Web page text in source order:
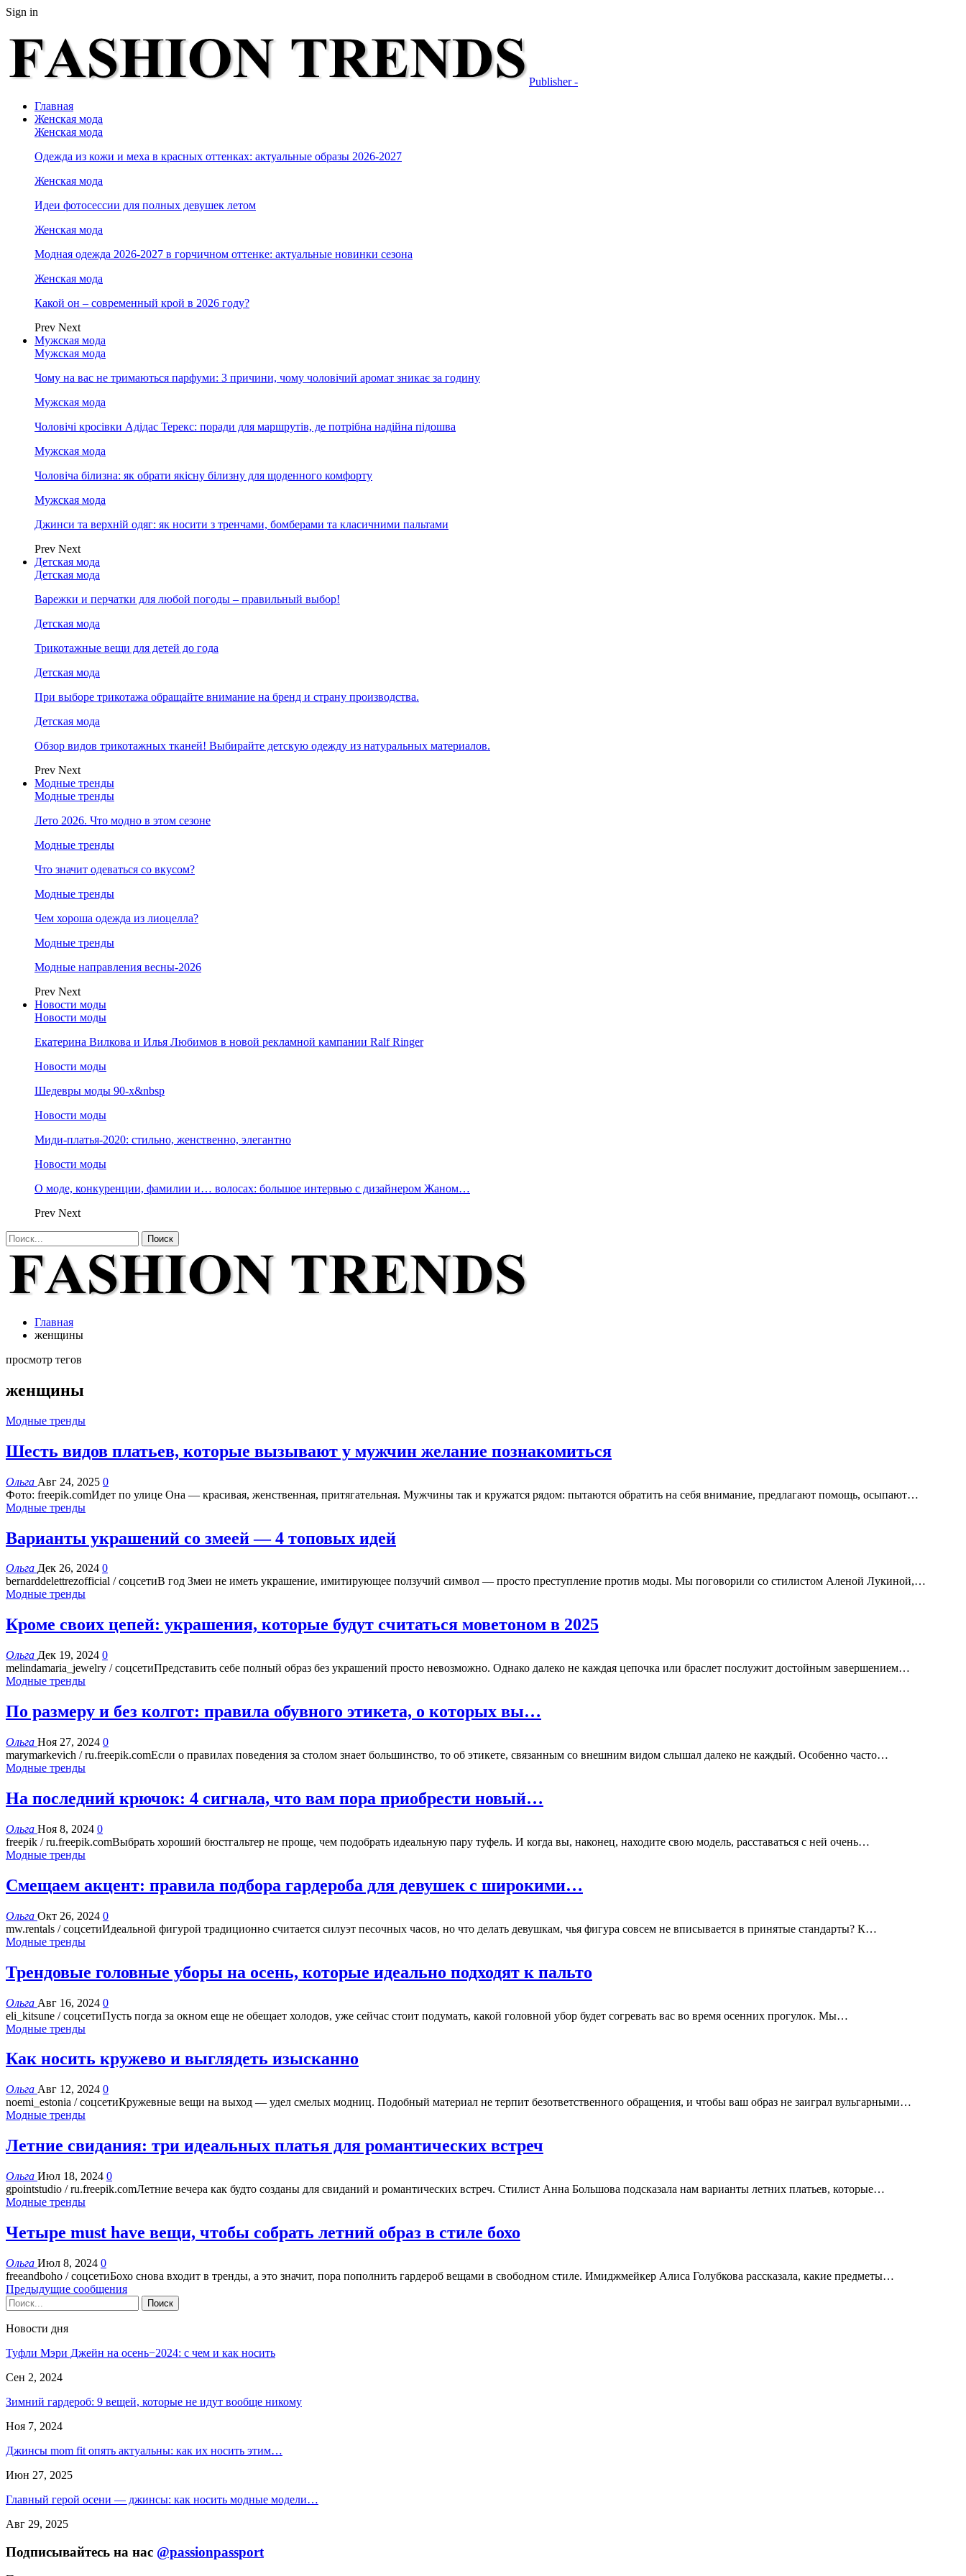
Sign in
Publisher -
Главная
Женская мода
Женская мода
Одежда из кожи и меха в красных оттенках: актуальные образы 2026-2027
Женская мода
Идеи фотосессии для полных девушек летом
Женская мода
Модная одежда 2026-2027 в горчичном оттенке: актуальные новинки сезона
Женская мода
Какой он – современный крой в 2026 году?
Prev Next
Мужская мода
Мужская мода
Чому на вас не тримаються парфуми: 3 причини, чому чоловічий аромат зникає за годину
Мужская мода
Чоловічі кросівки Адідас Терекс: поради для маршрутів, де потрібна надійна підошва
Мужская мода
Чоловіча білизна: як обрати якісну білизну для щоденного комфорту
Мужская мода
Джинси та верхній одяг: як носити з тренчами, бомберами та класичними пальтами
Prev Next
Детская мода
Детская мода
Варежки и перчатки для любой погоды – правильный выбор!
Детская мода
Трикотажные вещи для детей до года
Детская мода
При выборе трикотажа обращайте внимание на бренд и страну производства.
Детская мода
Обзор видов трикотажных тканей! Выбирайте детскую одежду из натуральных материалов.
Prev Next
Модные тренды
Модные тренды
Лето 2026. Что модно в этом сезоне
Модные тренды
Что значит одеваться со вкусом?
Модные тренды
Чем хороша одежда из лиоцелла?
Модные тренды
Модные направления весны-2026
Prev Next
Новости моды
Новости моды
Екатерина Вилкова и Илья Любимов в новой рекламной кампании Ralf Ringer
Новости моды
Шедевры моды 90-х&nbsp
Новости моды
Миди-платья-2020: стильно, женственно, элегантно
Новости моды
О моде, конкуренции, фамилии и… волосах: большое интервью с дизайнером Жаном…
Prev Next
Главная
женщины
просмотр тегов
женщины
Модные тренды
Шесть видов платьев, которые вызывают у мужчин желание познакомиться
Ольга Авг 24, 2025 0
Фото: freepik.comИдет по улице Она — красивая, женственная, притягательная. Мужчины так и кружатся рядом: пытаются обратить на себя внимание, предлагают помощь, осыпают…
Модные тренды
Варианты украшений со змеей — 4 топовых идей
Ольга Дек 26, 2024 0
bernarddelettrezofficial / соцсетиВ год Змеи не иметь украшение, имитирующее ползучий символ — просто преступление против моды. Мы поговорили со стилистом Аленой Лукиной,…
Модные тренды
Кроме своих цепей: украшения, которые будут считаться моветоном в 2025
Ольга Дек 19, 2024 0
melindamaria_jewelry / соцсетиПредставить себе полный образ без украшений просто невозможно. Однако далеко не каждая цепочка или браслет послужит достойным завершением…
Модные тренды
По размеру и без колгот: правила обувного этикета, о которых вы…
Ольга Ноя 27, 2024 0
marymarkevich / ru.freepik.comЕсли о правилах поведения за столом знает большинство, то об этикете, связанным со внешним видом слышал далеко не каждый. Особенно часто…
Модные тренды
На последний крючок: 4 сигнала, что вам пора приобрести новый…
Ольга Ноя 8, 2024 0
freepik / ru.freepik.comВыбрать хороший бюстгальтер не проще, чем подобрать идеальную пару туфель. И когда вы, наконец, находите свою модель, расставаться с ней очень…
Модные тренды
Смещаем акцент: правила подбора гардероба для девушек с широкими…
Ольга Окт 26, 2024 0
mw.rentals / соцсетиИдеальной фигурой традиционно считается силуэт песочных часов, но что делать девушкам, чья фигура совсем не вписывается в принятые стандарты? К…
Модные тренды
Трендовые головные уборы на осень, которые идеально подходят к пальто
Ольга Авг 16, 2024 0
eli_kitsune / соцсетиПусть погда за окном еще не обещает холодов, уже сейчас стоит подумать, какой головной убор будет согревать вас во время осенних прогулок. Мы…
Модные тренды
Как носить кружево и выглядеть изысканно
Ольга Авг 12, 2024 0
noemi_estonia / соцсетиКружевные вещи на выход — удел смелых модниц. Подобный материал не терпит безответственного обращения, и чтобы ваш образ не заиграл вульгарными…
Модные тренды
Летние свидания: три идеальных платья для романтических встреч
Ольга Июл 18, 2024 0
gpointstudio / ru.freepik.comЛетние вечера как будто созданы для свиданий и романтических встреч. Стилист Анна Большова подсказала нам варианты летних платьев, которые…
Модные тренды
Четыре must have вещи, чтобы собрать летний образ в стиле бохо
Ольга Июл 8, 2024 0
freeandboho / соцсетиБохо снова входит в тренды, а это значит, пора пополнить гардероб вещами в свободном стиле. Имиджмейкер Алиса Голубкова рассказала, какие предметы…
Предыдущие сообщения
Новости дня
Туфли Мэри Джейн на осень−2024: с чем и как носить
Сен 2, 2024
Зимний гардероб: 9 вещей, которые не идут вообще никому
Ноя 7, 2024
Джинсы mom fit опять актуальны: как их носить этим…
Июн 27, 2025
Главный герой осени — джинсы: как носить модные модели…
Авг 29, 2025
Подписывайтесь на нас @passionpassport